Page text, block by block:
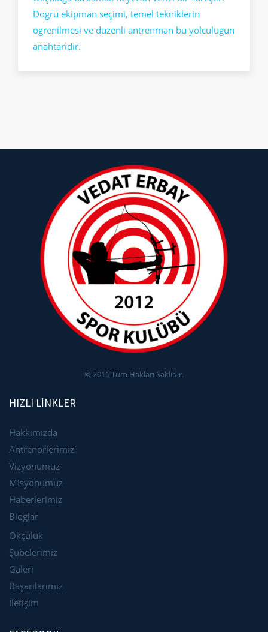
Dogru ekipman seçimi, temel tekniklerin
ögrenilmesi ve düzenli antrenman bu yolculugun
anahtaridir.
© 2016 Tüm Hakları Saklıdır.
HIZLI LİNKLER
Hakkımızda
Antrenörlerimiz
Vizyonumuz
Misyonumuz
Haberlerimiz
Bloglar
Okçuluk
Şubelerimiz
Galeri
Başarılarımız
İletişim